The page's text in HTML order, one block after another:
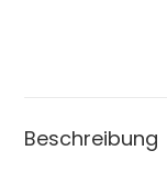
Beschreibung